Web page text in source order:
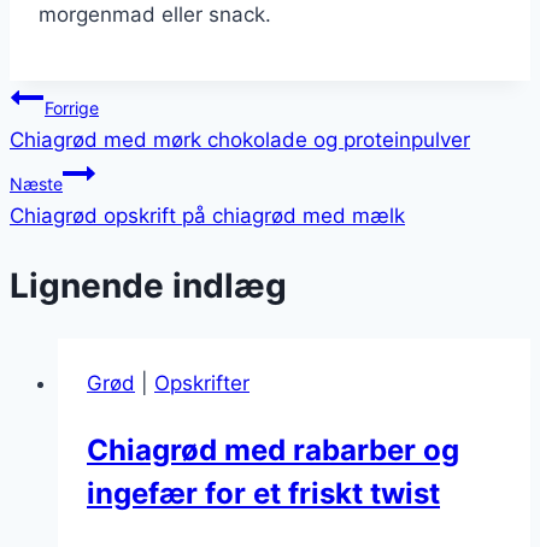
morgenmad eller snack.
Indlægsnavigation
Forrige
Chiagrød med mørk chokolade og proteinpulver
Næste
Chiagrød opskrift på chiagrød med mælk
Lignende indlæg
Grød Opskrifter
Chiagrød med rabarber og
ingefær for et friskt twist